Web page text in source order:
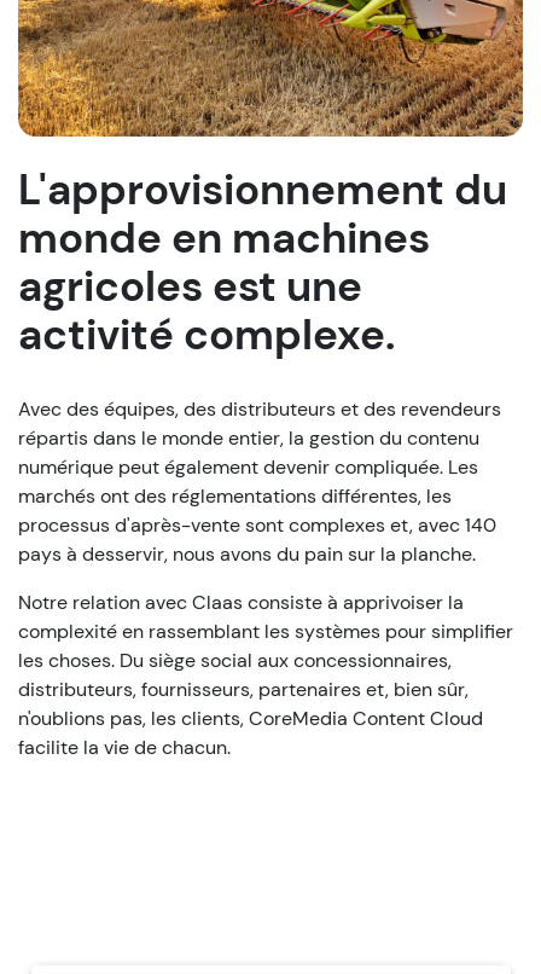
L'approvisionnement du
monde en machines
agricoles est une
activité complexe.
Avec des équipes, des distributeurs et des revendeurs
répartis dans le monde entier, la gestion du contenu
numérique peut également devenir compliquée. Les
marchés ont des réglementations différentes, les
processus d'après-vente sont complexes et, avec 140
pays à desservir, nous avons du pain sur la planche.
Notre relation avec Claas consiste à apprivoiser la
complexité en rassemblant les systèmes pour simplifier
les choses. Du siège social aux concessionnaires,
distributeurs, fournisseurs, partenaires et, bien sûr,
n'oublions pas, les clients, CoreMedia Content Cloud
facilite la vie de chacun.